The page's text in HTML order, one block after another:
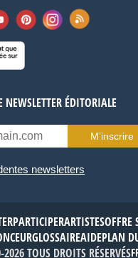
NEWSLETTER ÉDITORIALE
M’inscrire
newsletters
PARTICIPERARTISTESOFFRE
GLOSSAIREAIDEPLAN
TOUS DROITS RÉSERVÉS